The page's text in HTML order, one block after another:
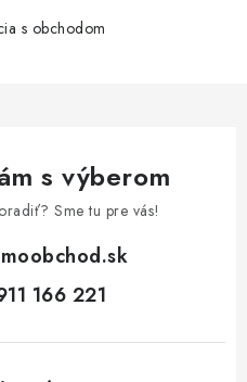
s obchodom
s výberom
Sme tu pre vás!
166 221